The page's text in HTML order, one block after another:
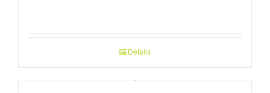
Details